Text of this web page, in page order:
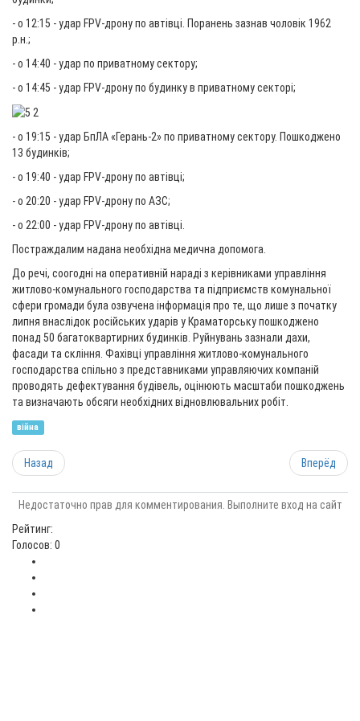
- о 12:15 - удар FPV-дрону по автівці. Поранень зазнав чоловік 1962
р.н.;
- о 14:40 - удар по приватному сектору;
- о 14:45 - удар FPV-дрону по будинку в приватному секторі;
- о 19:15 - удар БпЛА «Герань-2» по приватному сектору. Пошкоджено
13 будинків;
- о 19:40 - удар FPV-дрону по автівці;
- о 20:20 - удар FPV-дрону по АЗС;
- о 22:00 - удар FPV-дрону по автівці.
Постраждалим надана необхідна медична допомога.
До речі, соогодні на оперативній нараді з керівниками управління
житлово-комунального господарства та підприємств комунальної
сфери громади була озвучена інформація про те, що лише з початку
липня внаслідок російських ударів у Краматорську пошкоджено
понад 50 багатоквартирних будинків. Руйнувань зазнали дахи,
фасади та скління. Фахівці управління житлово-комунального
господарства спільно з представниками управляючих компаній
проводять дефектування будівель, оцінюють масштаби пошкоджень
та визначають обсяги необхідних відновлювальних робіт.
війна
Назад Вперёд
Недостаточно прав для комментирования. Выполните вход на сайт
Рейтинг:
Голосов: 0